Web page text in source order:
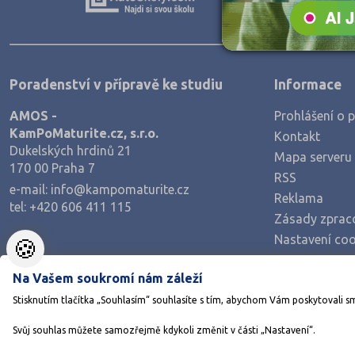
Zemědělské a ekologické
Poradenství v přípravě ke studiu
AMOS -
KamPoMaturite.cz, s.r.o.
Dukelských hrdinů 21
170 00 Praha 7
e-mail: info@kampomaturite.cz
tel: +420 606 411 115
Informace
Prohlášení o
Kontakt
Mapa serveru
RSS
Reklama
Zásady
Nastavení
🍪
Na Vašem soukromí nám záleží
Stisknutím tlačítka „Souhlasím“ souhlasíte s tím, abychom Vám poskytovali
Svůj souhlas můžete samozřejmě kdykoli změnit v části „Nastavení“.